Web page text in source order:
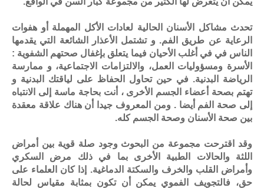
تحدث مشاكل الأسنان الحالية لعادات الأكل المهملة أو هفوات
الرعاية عن طريق الفم. و تشتمل الأعذار الشائعة التي يقدمها
الناس في في أغلب الأحيان فيما يتعلق بإغفال صحتهم الشفوية :
الأسرة ومسؤوليات العمل، والالتزامات الاجتماعية، و ممارسة
الرياضة البدنية. في حين تحاول الحفاظ على لياقتك البدنية و
تهتم بصحة أعضاء الجسم الأخرى ، أنت بحاجة ماسة إلى الانتباه
إلى صحة الفم أيضا . ومن المعروف جيدا أن هناك علاقة معقدة
بين صحة الأسنان وصحة الجسم كله.
وقد اقترحت مجموعة من البحوث وجود صلة قوية بين أمراض
اللثة والحالات الطبية الأخرى بما في ذلك مرض السكري
وأمراض القلب والخرف والسكتة الدماغية. إذا كان العلماء على
حق، فالتجويف الفموي يمكن أن تكون بمثابة مقياس لحالة